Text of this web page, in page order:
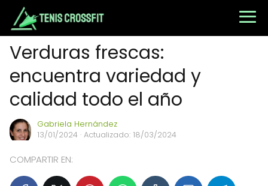
Verduras frescas:
encuentra variedad y
calidad todo el año
Gabriela Hernández
13/01/2024 · Actualizado: 18/03/2024
COMPARTIR EN: